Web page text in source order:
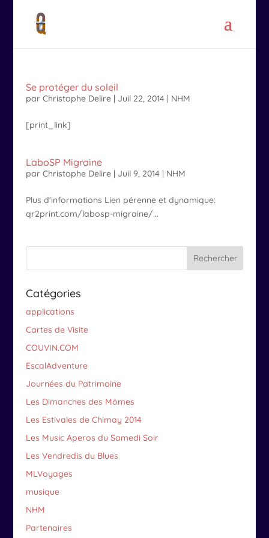
Se protéger du soleil
par Christophe Delire| Juil 22, 2014| NHM
[print_link]
LaboSP Migraine
par Christophe Delire| Juil 9, 2014| NHM
Plus d'informations Lien pérenne et dynamique:
qr2print.com/labosp-migraine/...
Catégories
applications
Cartes de Visite
COUVIN.COM
EscalAdventure
Journées du Patrimoine
Les Dimanches des Mômes
Les Estivales de Chimay 2014
Les Music Aperos du Samedi Soir
Les Vendredis du Blues
MLVoyages
musique
NHM
Partenaires